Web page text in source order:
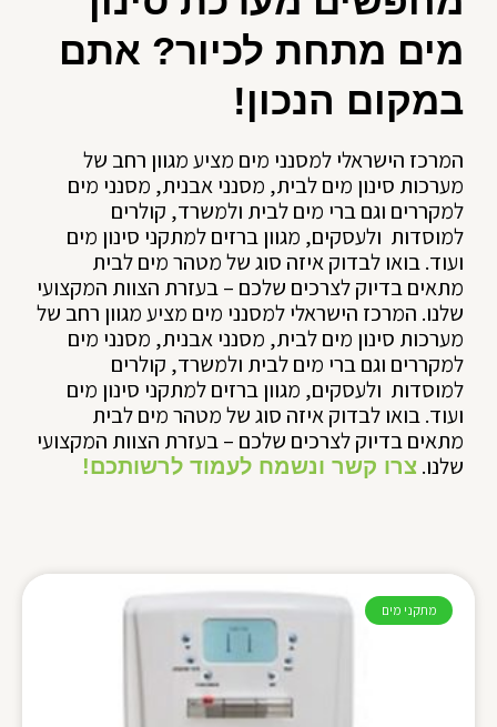
מים מתחת לכיור? אתם
במקום הנכון!
המרכז הישראלי למסנני מים מציע מגוון רחב של
מערכות סינון מים לבית, מסנני אבנית, מסנני מים
למקררים וגם ברי מים לבית ולמשרד, קולרים
למוסדות ולעסקים, מגוון ברזים למתקני סינון מים
ועוד. בואו לבדוק איזה סוג של מטהר מים לבית
מתאים בדיוק לצרכים שלכם – בעזרת הצוות המקצועי
שלנו. המרכז הישראלי למסנני מים מציע מגוון רחב של
מערכות סינון מים לבית, מסנני אבנית, מסנני מים
למקררים וגם ברי מים לבית ולמשרד, קולרים
למוסדות ולעסקים, מגוון ברזים למתקני סינון מים
ועוד. בואו לבדוק איזה סוג של מטהר מים לבית
מתאים בדיוק לצרכים שלכם – בעזרת הצוות המקצועי
שלנו. צרו קשר ונשמח לעמוד לרשותכם!
מתקני מים